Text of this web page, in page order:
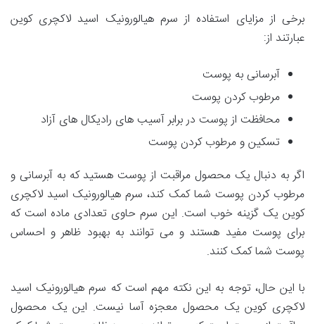
برخی از مزایای استفاده از سرم هیالورونیک اسید لاکچری کوین
عبارتند از:
آبرسانی به پوست
مرطوب کردن پوست
محافظت از پوست در برابر آسیب های رادیکال های آزاد
تسکین و مرطوب کردن پوست
اگر به دنبال یک محصول مراقبت از پوست هستید که به آبرسانی و
مرطوب کردن پوست شما کمک کند، سرم هیالورونیک اسید لاکچری
کوین یک گزینه خوب است. این سرم حاوی تعدادی ماده است که
برای پوست مفید هستند و می توانند به بهبود ظاهر و احساس
پوست شما کمک کنند.
با این حال، توجه به این نکته مهم است که سرم هیالورونیک اسید
لاکچری کوین یک محصول معجزه آسا نیست. این یک محصول